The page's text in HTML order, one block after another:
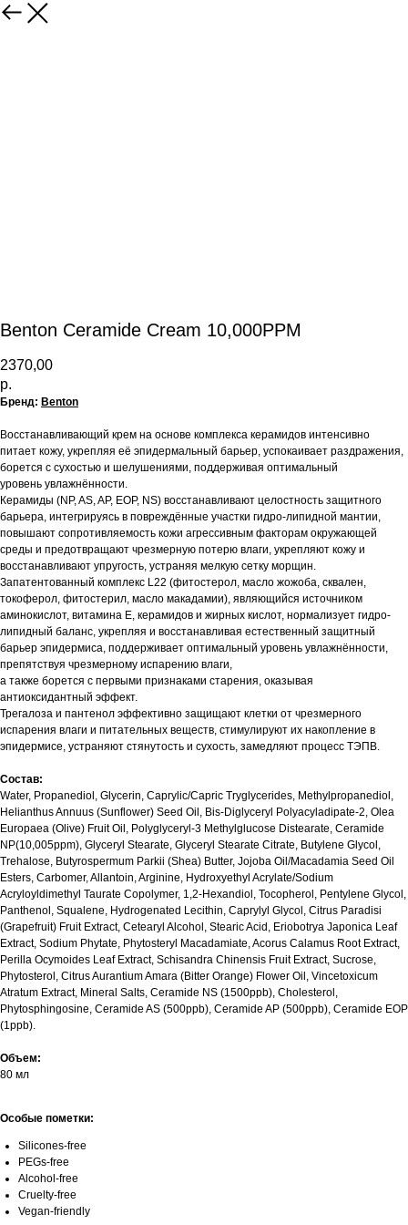
Benton Ceramide Cream 10,000PPM
2370,00
р.
Бренд: Benton
Восстанавливающий крем на основе комплекса керамидов интенсивно
питает кожу, укрепляя её эпидермальный барьер, успокаивает раздражения,
борется с сухостью и шелушениями, поддерживая оптимальный
уровень увлажнённости.
Керамиды (NP, AS, AP, EOP, NS) восстанавливают целостность защитного
барьера, интегрируясь в повреждённые участки гидро-липидной мантии,
повышают сопротивляемость кожи агрессивным факторам окружающей
среды и предотвращают чрезмерную потерю влаги, укрепляют кожу и
восстанавливают упругость, устраняя мелкую сетку морщин.
Запатентованный комплекс L22 (фитостерол, масло жожоба, сквален,
токоферол, фитостерил, масло макадамии), являющийся источником
аминокислот, витамина E, керамидов и жирных кислот, нормализует гидро-
липидный баланс, укрепляя и восстанавливая естественный защитный
барьер эпидермиса, поддерживает оптимальный уровень увлажнённости,
препятствуя чрезмерному испарению влаги,
а также борется с первыми признаками старения, оказывая
антиоксидантный эффект.
Трегалоза и пантенол эффективно защищают клетки от чрезмерного
испарения влаги и питательных веществ, стимулируют их накопление в
эпидермисе, устраняют стянутость и сухость, замедляют процесс ТЭПВ.
Состав:
Water, Propanediol, Glycerin, Caprylic/Capric Tryglycerides, Methylpropanediol,
Helianthus Annuus (Sunflower) Seed Oil, Bis-Diglyceryl Polyacyladipate-2, Olea
Europaea (Olive) Fruit Oil, Polyglyceryl-3 Methylglucose Distearate, Ceramide
NP(10,005ppm), Glyceryl Stearate, Glyceryl Stearate Citrate, Butylene Glycol,
Trehalose, Butyrospermum Parkii (Shea) Butter, Jojoba Oil/Macadamia Seed Oil
Esters, Carbomer, Allantoin, Arginine, Hydroxyethyl Acrylate/Sodium
Acryloyldimethyl Taurate Copolymer, 1,2-Hexandiol, Tocopherol, Pentylene Glycol,
Panthenol, Squalene, Hydrogenated Lecithin, Caprylyl Glycol, Citrus Paradisi
(Grapefruit) Fruit Extract, Cetearyl Alcohol, Stearic Acid, Eriobotrya Japonica Leaf
Extract, Sodium Phytate, Phytosteryl Macadamiate, Acorus Calamus Root Extract,
Perilla Ocymoides Leaf Extract, Schisandra Chinensis Fruit Extract, Sucrose,
Phytosterol, Citrus Aurantium Amara (Bitter Orange) Flower Oil, Vincetoxicum
Atratum Extract, Mineral Salts, Ceramide NS (1500ppb), Cholesterol,
Phytosphingosine, Ceramide AS (500ppb), Ceramide AP (500ppb), Ceramide EOP
(1ppb).
Объем:
80 мл
Особые пометки:
Silicones-free
PEGs-free
Alcohol-free
Cruelty-free
Vegan-friendly